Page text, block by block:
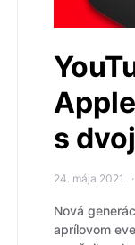
s
24. mája 2021
Nová
aprílovom